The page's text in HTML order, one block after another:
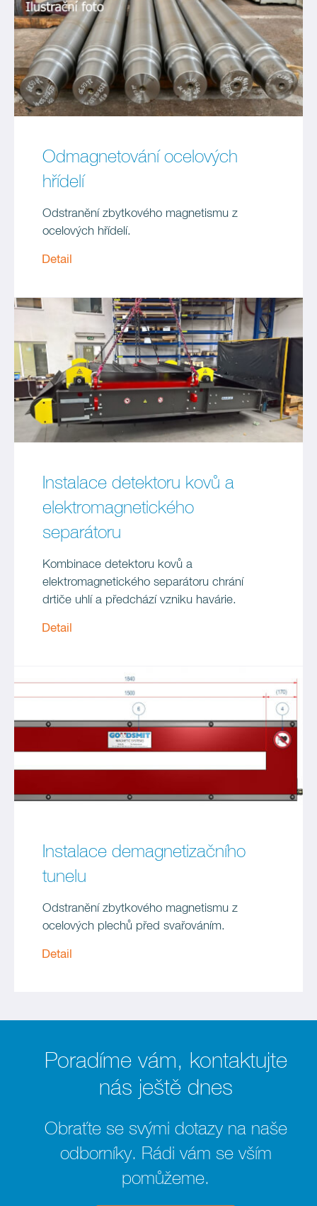
Odmagnetování ocelových
hřídelí
Odstranění zbytkového magnetismu z
ocelových hřídelí.
Detail
Instalace detektoru kovů a
elektromagnetického
separátoru
Kombinace detektoru kovů a
elektromagnetického separátoru chrání
drtiče uhlí a předchází vzniku havárie.
Detail
Instalace demagnetizačního
tunelu
Odstranění zbytkového magnetismu z
ocelových plechů před svařováním.
Detail
Poradíme vám, kontaktujte
nás ještě dnes
Obraťte se svými dotazy na naše
odborníky. Rádi vám se vším
pomůžeme.